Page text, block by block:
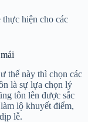
hiện cho các
thế này thì chọn các
là sự lựa chọn lý
tôn lên được sắc
lộ khuyết điểm,
lễ.